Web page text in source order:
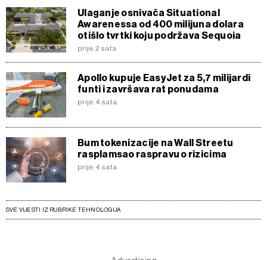
Ulaganje osnivača Situational
Awarenessa od 400 milijuna dolara
otišlo tvrtki koju podržava Sequoia
prije 2 sata
Apollo kupuje EasyJet za 5,7 milijardi
funti i završava rat ponudama
prije 4 sata
Bum tokenizacije na Wall Streetu
rasplamsao raspravu o rizicima
prije 4 sata
SVE VIJESTI IZ RUBRIKE TEHNOLOGIJA